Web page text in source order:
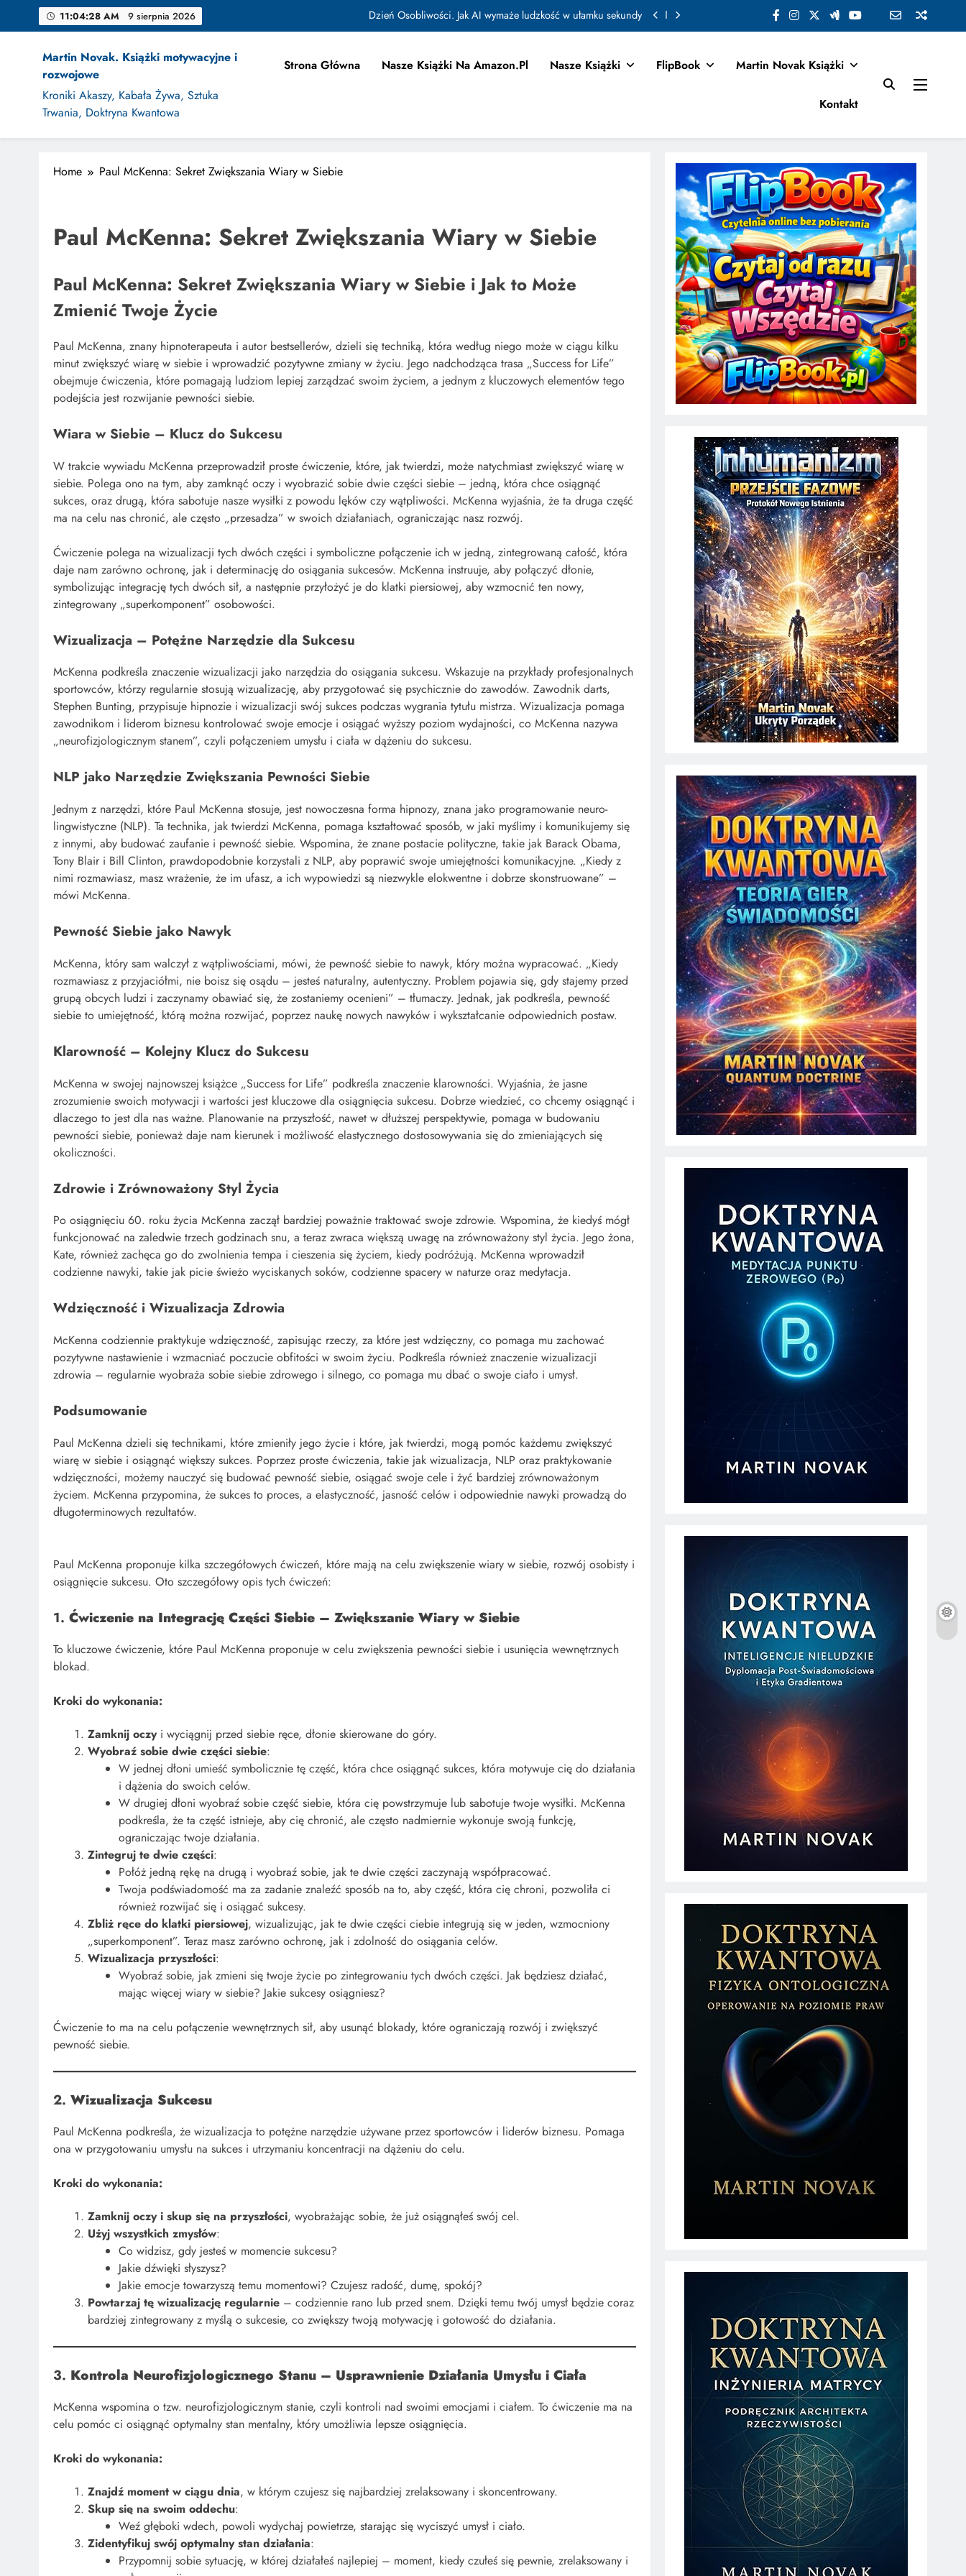
11:04:29 AM 9 sierpnia 2026
Dzień Osobliwości. Jak AI wymaże ludzkość w ułamku sekundy
Jak Projektować i Aktywować Myślokształty dla Osiągania Celów w Codziennym Życiu
Dzień Osobliwości. Jak AI wymaże ludzkość w ułamku sekundy
Martin Novak. Książki motywacyjne i
rozwojowe
Kroniki Akaszy, Kabała Żywa, Sztuka
Trwania, Doktryna Kwantowa
Strona Główna Nasze Książki Na Amazon.pl Nasze Książki FlipBook Martin Novak Książki
Kontakt
Home Paul McKenna: Sekret Zwiększania Wiary w Siebie
Paul McKenna: Sekret Zwiększania Wiary w Siebie
Paul McKenna: Sekret Zwiększania Wiary w Siebie i Jak to Może
Zmienić Twoje Życie
Paul McKenna, znany hipnoterapeuta i autor bestsellerów, dzieli się techniką, która według niego może w ciągu kilku
minut zwiększyć wiarę w siebie i wprowadzić pozytywne zmiany w życiu. Jego nadchodząca trasa „Success for Life”
obejmuje ćwiczenia, które pomagają ludziom lepiej zarządzać swoim życiem, a jednym z kluczowych elementów tego
podejścia jest rozwijanie pewności siebie.
Wiara w Siebie – Klucz do Sukcesu
W trakcie wywiadu McKenna przeprowadził proste ćwiczenie, które, jak twierdzi, może natychmiast zwiększyć wiarę w
siebie. Polega ono na tym, aby zamknąć oczy i wyobrazić sobie dwie części siebie – jedną, która chce osiągnąć
sukces, oraz drugą, która sabotuje nasze wysiłki z powodu lęków czy wątpliwości. McKenna wyjaśnia, że ​​ta druga część
ma na celu nas chronić, ale często „przesadza” w swoich działaniach, ograniczając nasz rozwój.
Ćwiczenie polega na wizualizacji tych dwóch części i symboliczne połączenie ich w jedną, zintegrowaną całość, która
daje nam zarówno ochronę, jak i determinację do osiągania sukcesów. McKenna instruuje, aby połączyć dłonie,
symbolizując integrację tych dwóch sił, a następnie przyłożyć je do klatki piersiowej, aby wzmocnić ten nowy,
zintegrowany „superkomponent” osobowości.
Wizualizacja – Potężne Narzędzie dla Sukcesu
McKenna podkreśla znaczenie wizualizacji jako narzędzia do osiągania sukcesu. Wskazuje na przykłady profesjonalnych
sportowców, którzy regularnie stosują wizualizację, aby przygotować się psychicznie do zawodów. Zawodnik darts,
Stephen Bunting, przypisuje hipnozie i wizualizacji swój sukces podczas wygrania tytułu mistrza. Wizualizacja pomaga
zawodnikom i liderom biznesu kontrolować swoje emocje i osiągać wyższy poziom wydajności, co McKenna nazywa
„neurofizjologicznym stanem”, czyli połączeniem umysłu i ciała w dążeniu do sukcesu.
NLP jako Narzędzie Zwiększania Pewności Siebie
Jednym z narzędzi, które Paul McKenna stosuje, jest nowoczesna forma hipnozy, znana jako programowanie neuro-
lingwistyczne (NLP). Ta technika, jak twierdzi McKenna, pomaga kształtować sposób, w jaki myślimy i komunikujemy się
z innymi, aby budować zaufanie i pewność siebie. Wspomina, że znane postacie polityczne, takie jak Barack Obama,
Tony Blair i Bill Clinton, prawdopodobnie korzystali z NLP, aby poprawić swoje umiejętności komunikacyjne. „Kiedy z
nimi rozmawiasz, masz wrażenie, że im ufasz, a ich wypowiedzi są niezwykle elokwentne i dobrze skonstruowane” –
mówi McKenna.
Pewność Siebie jako Nawyk
McKenna, który sam walczył z wątpliwościami, mówi, że pewność siebie to nawyk, który można wypracować. „Kiedy
rozmawiasz z przyjaciółmi, nie boisz się osądu – jesteś naturalny, autentyczny. Problem pojawia się, gdy stajemy przed
grupą obcych ludzi i zaczynamy obawiać się, że zostaniemy ocenieni” – tłumaczy. Jednak, jak podkreśla, pewność
siebie to umiejętność, którą można rozwijać, poprzez naukę nowych nawyków i wykształcanie odpowiednich postaw.
Klarowność – Kolejny Klucz do Sukcesu
McKenna w swojej najnowszej książce „Success for Life” podkreśla znaczenie klarowności. Wyjaśnia, że jasne
zrozumienie swoich motywacji i wartości jest kluczowe dla osiągnięcia sukcesu. Dobrze wiedzieć, co chcemy osiągnąć i
dlaczego to jest dla nas ważne. Planowanie na przyszłość, nawet w dłuższej perspektywie, pomaga w budowaniu
pewności siebie, ponieważ daje nam kierunek i możliwość elastycznego dostosowywania się do zmieniających się
okoliczności.
Zdrowie i Zrównoważony Styl Życia
Po osiągnięciu 60. roku życia McKenna zaczął bardziej poważnie traktować swoje zdrowie. Wspomina, że kiedyś mógł
funkcjonować na zaledwie trzech godzinach snu, a teraz zwraca większą uwagę na zrównoważony styl życia. Jego żona,
Kate, również zachęca go do zwolnienia tempa i cieszenia się życiem, kiedy podróżują. McKenna wprowadził
codzienne nawyki, takie jak picie świeżo wyciskanych soków, codzienne spacery w naturze oraz medytacja.
Wdzięczność i Wizualizacja Zdrowia
McKenna codziennie praktykuje wdzięczność, zapisując rzeczy, za które jest wdzięczny, co pomaga mu zachować
pozytywne nastawienie i wzmacniać poczucie obfitości w swoim życiu. Podkreśla również znaczenie wizualizacji
zdrowia – regularnie wyobraża sobie siebie zdrowego i silnego, co pomaga mu dbać o swoje ciało i umysł.
Podsumowanie
Paul McKenna dzieli się technikami, które zmieniły jego życie i które, jak twierdzi, mogą pomóc każdemu zwiększyć
wiarę w siebie i osiągnąć większy sukces. Poprzez proste ćwiczenia, takie jak wizualizacja, NLP oraz praktykowanie
wdzięczności, możemy nauczyć się budować pewność siebie, osiągać swoje cele i żyć bardziej zrównoważonym
życiem. McKenna przypomina, że sukces to proces, a elastyczność, jasność celów i odpowiednie nawyki prowadzą do
długoterminowych rezultatów.
Paul McKenna proponuje kilka szczegółowych ćwiczeń, które mają na celu zwiększenie wiary w siebie, rozwój osobisty i
osiągnięcie sukcesu. Oto szczegółowy opis tych ćwiczeń:
1. Ćwiczenie na Integrację Części Siebie – Zwiększanie Wiary w Siebie
To kluczowe ćwiczenie, które Paul McKenna proponuje w celu zwiększenia pewności siebie i usunięcia wewnętrznych
blokad.
Kroki do wykonania:
Zamknij oczyi wyciągnij przed siebie ręce, dłonie skierowane do góry.
Wyobraź sobie dwie części siebie:
W jednej dłoni umieść symbolicznie tę część, która chce osiągnąć sukces, która motywuje cię do działania
i dążenia do swoich celów.
W drugiej dłoni wyobraź sobie część siebie, która cię powstrzymuje lub sabotuje twoje wysiłki. McKenna
podkreśla, że ta część istnieje, aby cię chronić, ale często nadmiernie wykonuje swoją funkcję,
ograniczając twoje działania.
Zintegruj te dwie części:
Połóż jedną rękę na drugą i wyobraź sobie, jak te dwie części zaczynają współpracować.
Twoja podświadomość ma za zadanie znaleźć sposób na to, aby część, która cię chroni, pozwoliła ci
również rozwijać się i osiągać sukcesy.
Zbliż ręce do klatki piersiowej, wizualizując, jak te dwie części ciebie integrują się w jeden, wzmocniony
„superkomponent”. Teraz masz zarówno ochronę, jak i zdolność do osiągania celów.
Wizualizacja przyszłości:
Wyobraź sobie, jak zmieni się twoje życie po zintegrowaniu tych dwóch części. Jak będziesz działać,
mając więcej wiary w siebie? Jakie sukcesy osiągniesz?
Ćwiczenie to ma na celu połączenie wewnętrznych sił, aby usunąć blokady, które ograniczają rozwój i zwiększyć
pewność siebie.
2. Wizualizacja Sukcesu
Paul McKenna podkreśla, że wizualizacja to potężne narzędzie używane przez sportowców i liderów biznesu. Pomaga
ona w przygotowaniu umysłu na sukces i utrzymaniu koncentracji na dążeniu do celu.
Kroki do wykonania:
Zamknij oczy i skup się na przyszłości, wyobrażając sobie, że już osiągnąłeś swój cel.
Użyj wszystkich zmysłów:
Co widzisz, gdy jesteś w momencie sukcesu?
Jakie dźwięki słyszysz?
Jakie emocje towarzyszą temu momentowi? Czujesz radość, dumę, spokój?
Powtarzaj tę wizualizację regularnie – codziennie rano lub przed snem. Dzięki temu twój umysł będzie coraz
bardziej zintegrowany z myślą o sukcesie, co zwiększy twoją motywację i gotowość do działania.
3. Kontrola Neurofizjologicznego Stanu – Usprawnienie Działania Umysłu i Ciała
McKenna wspomina o tzw. neurofizjologicznym stanie, czyli kontroli nad swoimi emocjami i ciałem. To ćwiczenie ma na
celu pomóc ci osiągnąć optymalny stan mentalny, który umożliwia lepsze osiągnięcia.
Kroki do wykonania:
Znajdź moment w ciągu dnia, w którym czujesz się najbardziej zrelaksowany i skoncentrowany.
Skup się na swoim oddechu:
Weź głęboki wdech, powoli wydychaj powietrze, starając się wyciszyć umysł i ciało.
Zidentyfikuj swój optymalny stan działania:
Przypomnij sobie sytuację, w której działałeś najlepiej – moment, kiedy czułeś się pewnie, zrelaksowany i